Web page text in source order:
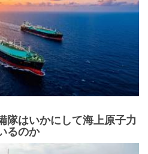
隊はいかにして海上原子力
るのか